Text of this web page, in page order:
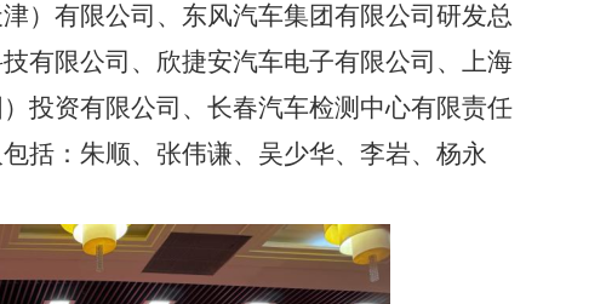
）有限公司 、 东风汽车集团有限公司研发总
有限公司、欣捷安汽车电子有限公司、上海
投资有限公司、长春汽车检测中心有限责任
括： 朱顺、 张伟谦、 吴少华、 李岩、 杨永